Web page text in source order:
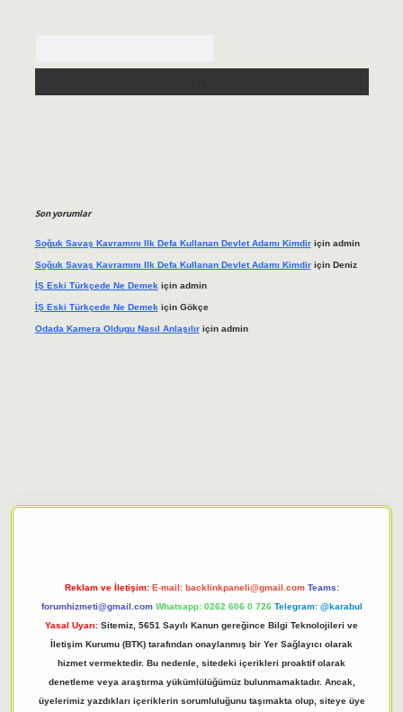
Son yorumlar
Soğuk Savaş Kavramını Ilk Defa Kullanan Devlet Adamı Kimdiriçin admin
Soğuk Savaş Kavramını Ilk Defa Kullanan Devlet Adamı Kimdiriçin Deniz
İŞ Eski Türkçede Ne Demekiçin admin
İŞ Eski Türkçede Ne Demek için Gökçe
Odada Kamera Oldugu Nasıl Anlaşılıriçin admin
Reklam ve İletişim: E-mail: backlinkpaneli@gmail.com Teams:
forumhizmeti@gmail.com Whatsapp: 0262 606 0 726 Telegram: @karabul
Yasal Uyarı: Sitemiz, 5651 Sayılı Kanun gereğince Bilgi Teknolojileri ve
İletişim Kurumu (BTK) tarafından onaylanmış bir Yer Sağlayıcı olarak
hizmet vermektedir. Bu nedenle, sitedeki içerikleri proaktif olarak
denetleme veya araştırma yükümlülüğümüz bulunmamaktadır. Ancak,
üyelerimiz yazdıkları içeriklerin sorumluluğunu taşımakta olup, siteye üye